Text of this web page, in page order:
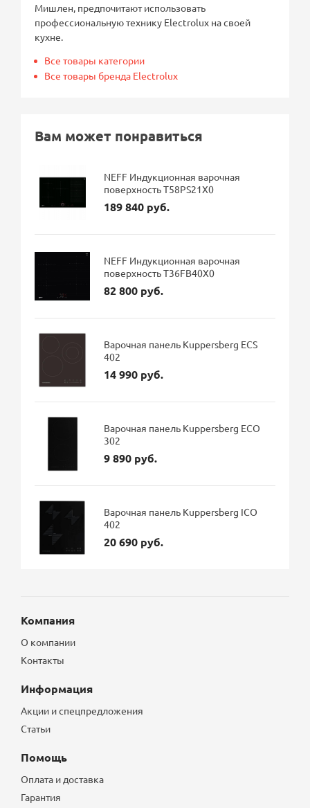
Мишлен, предпочитают использовать
профессиональную технику Electrolux на своей
кухне.
Все товары категории
Все товары бренда Electrolux
Вам может понравиться
NEFF Индукционная варочная
поверхность T58PS21X0
189 840 руб.
NEFF Индукционная варочная
поверхность T36FB40X0
82 800 руб.
Варочная панель Kuppersberg ECS
402
14 990 руб.
Варочная панель Kuppersberg ECO
302
9 890 руб.
Варочная панель Kuppersberg ICO
402
20 690 руб.
Компания
О компании
Контакты
Информация
Акции и спецпредложения
Статьи
Помощь
Оплата и доставка
Гарантия